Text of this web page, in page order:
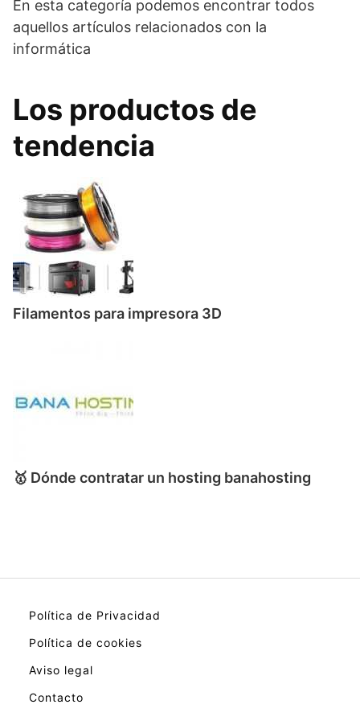
En esta categoría podemos encontrar todos
aquellos artículos relacionados con la
informática
Los productos de
tendencia
Filamentos para impresora 3D
🥇 Dónde contratar un hosting banahosting
Política de Privacidad
Política de cookies
Aviso legal
Contacto